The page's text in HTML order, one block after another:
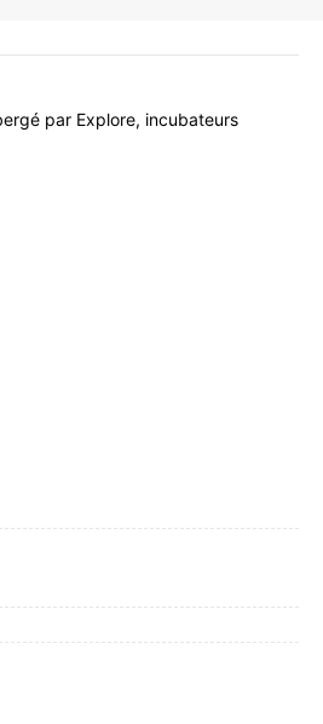
par Explore, incubateurs